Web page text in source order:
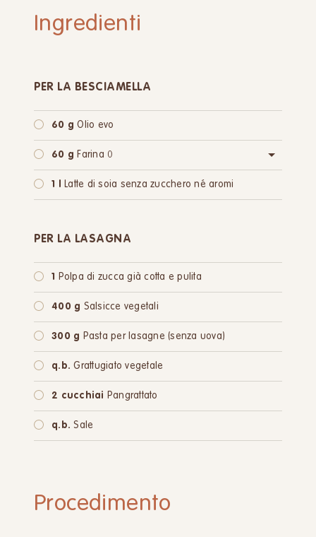
Ingredienti
PER LA BESCIAMELLA
60 g Olio evo
60 g Farina 0
oppure:60 gFarina integrale
1 l Latte di soia senza zucchero né aromi
PER LA LASAGNA
1 Polpa di zucca già cotta e pulita
400 g Salsicce vegetali
300 g Pasta per lasagne (senza uova)
q.b. Grattugiato vegetale
2 cucchiai Pangrattato
q.b. Sale
Procedimento